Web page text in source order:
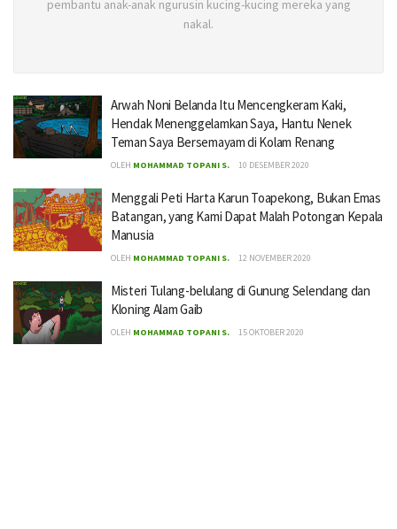
pembantu anak-anak ngurusin kucing-kucing mereka yang
nakal.
Arwah Noni Belanda Itu Mencengkeram Kaki,
Hendak Menenggelamkan Saya, Hantu Nenek
Teman Saya Bersemayam di Kolam Renang
OLEH MOHAMMAD TOPANI S. 10 DESEMBER 2020
Menggali Peti Harta Karun Toapekong, Bukan Emas
Batangan, yang Kami Dapat Malah Potongan Kepala
Manusia
OLEH MOHAMMAD TOPANI S. 12 NOVEMBER 2020
Misteri Tulang-belulang di Gunung Selendang dan
Kloning Alam Gaib
OLEH MOHAMMAD TOPANI S. 15 OKTOBER 2020